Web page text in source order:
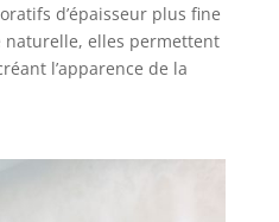
d’épaisseur plus fine
elles permettent
l’apparence de la